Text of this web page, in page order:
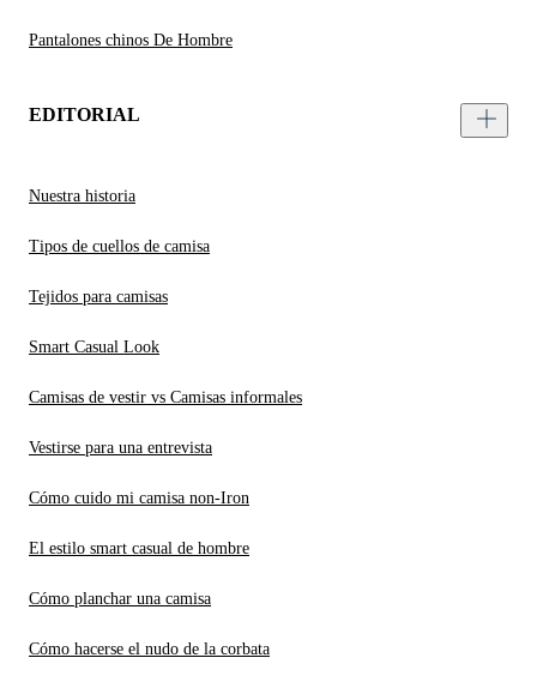
Pantalones chinos De Hombre
EDITORIAL
Nuestra historia
Tipos de cuellos de camisa
Tejidos para camisas
Smart Casual Look
Camisas de vestir vs Camisas informales
Vestirse para una entrevista
Cómo cuido mi camisa non-Iron
El estilo smart casual de hombre
Cómo planchar una camisa
Cómo hacerse el nudo de la corbata